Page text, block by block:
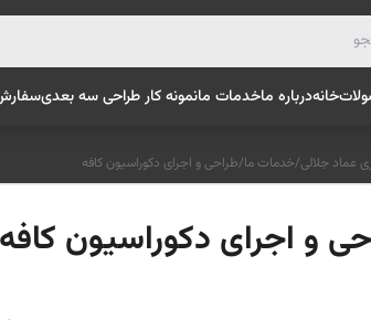
خانهدرباره ماخدمات مانمونه کار طراحی سه بعدی
عماد جلالی/خدمات ما/طراحی و اجرای دکوراسیون کافه
و اجرای دکوراسیون کافه